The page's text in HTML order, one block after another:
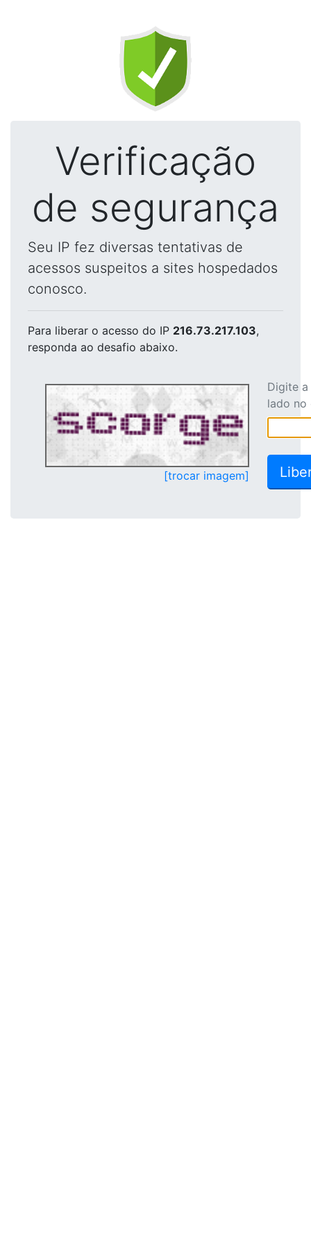
Verificação
de segurança
Seu IP fez diversas tentativas de
acessos suspeitos a sites hospedados
conosco.
Para liberar o acesso do IP 216.73.217.103,
responda ao desafio abaixo.
[trocar imagem]
Digite
lado no